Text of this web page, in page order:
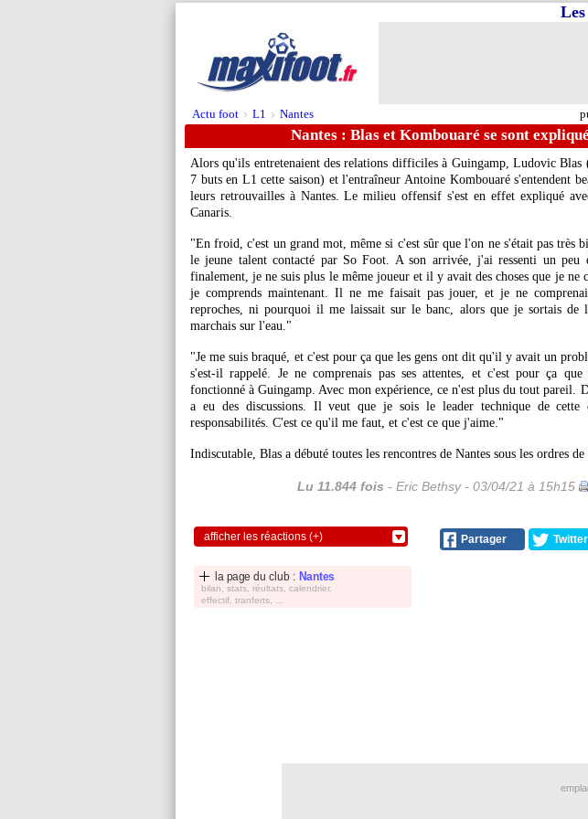
Actu foot > L1 > Nantes
Nantes : Blas et Kombouaré se sont
Alors qu'ils entretenaient des relations difficiles à Guingamp, Ludovic Blas
7 buts en L1 cette saison) et l'entraîneur Antoine Kombouaré s'entendent
leurs retrouvailles à Nantes. Le milieu offensif s'est en effet expliqué
Canaris.
"En froid, c'est un grand mot, même si c'est sûr que l'on ne s'était pas très
le jeune talent contacté par So Foot. A son arrivée, j'ai ressenti un peu
finalement, je ne suis plus le même joueur et il y avait des choses que je ne
je comprends maintenant. Il ne me faisait pas jouer, et je ne
reproches, ni pourquoi il me laissait sur le banc, alors que je sortais de
marchais sur l'eau."
"Je me suis braqué, et c'est pour ça que les gens ont dit qu'il y avait un
s'est-il rappelé. Je ne comprenais pas ses attentes, et c'est pour ça
fonctionné à Guingamp. Avec mon expérience, ce n'est plus du tout pareil.
a eu des discussions. Il veut que je sois le leader technique de cette
responsabilités. C'est ce qu'il me faut, et c'est ce que j'aime."
Indiscutable, Blas a débuté toutes les rencontres de Nantes sous les ordres
Lu 11.844 fois - Eric Bethsy - 03/04/21 à 15h15
afficher les réactions (+) Partager Twitter
la page du club : Nantes
bilan, stats, réultats, calendrier,
effectif, tranferts, ...